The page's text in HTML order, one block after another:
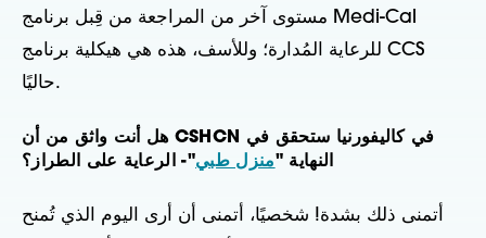
مستوى آخر من المراجعة من قِبل برنامج Medi-Cal
للرعاية المُدارة؛ وللأسف، هذه هي هيكلية برنامج CCS
حاليًا.
هل أنت واثق من أن CSHCN في كاليفورنيا ستحقق في
النهاية "منزل طبي"- الرعاية على الطراز؟
أتمنى ذلك بشدة! شخصيًا، أتمنى أن أرى اليوم الذي تُمنح